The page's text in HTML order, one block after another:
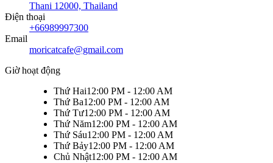
Thani 12000, Thailand
Điện thoại
+66989997300
Email
moricatcafe@gmail.com
Giờ hoạt động
Thứ Hai12:00 PM - 12:00 AM
Thứ Ba12:00 PM - 12:00 AM
Thứ Tư12:00 PM - 12:00 AM
Thứ Năm12:00 PM - 12:00 AM
Thứ Sáu12:00 PM - 12:00 AM
Thứ Bảy12:00 PM - 12:00 AM
Chủ Nhật12:00 PM - 12:00 AM